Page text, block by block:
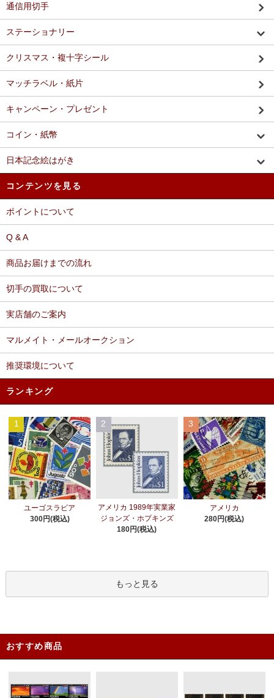
通信用切手
ステーショナリー
クリスマス・複十字シール
マッチラベル・紙片
キャンペーン・プレゼント
コイン・紙幣
日本記念絵はがき
コンテンツを見る
ポイントについて
Q & A
商品お届けまでの流れ
切手の買取について
実店舗のご案内
マルメイト・メールオークション
推奨環境について
ランキング
1
ユーゴスラビア
300円(税込)
2
アメリカ 1989年実業家
ジョンズ・ホプキンズ
180円(税込)
3
アメリカ
280円(税込)
もっと見る
おすすめ商品